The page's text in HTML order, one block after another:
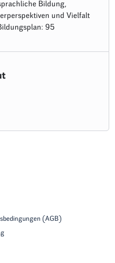
Bildung,
und Vielfalt
95
(AGB)